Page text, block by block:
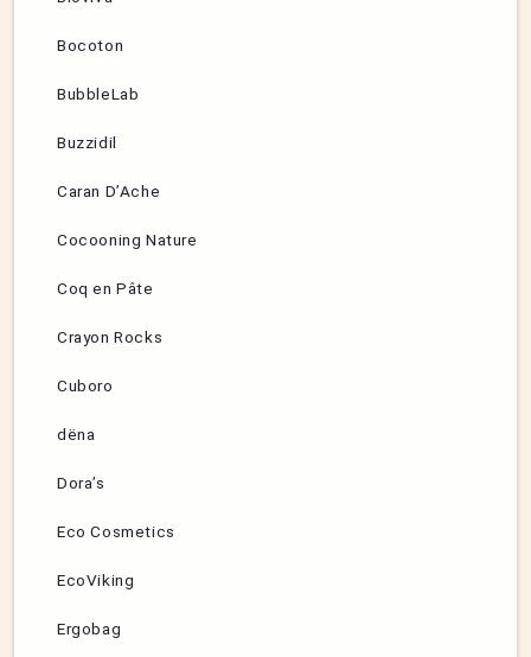
Bocoton
BubbleLab
Buzzidil
Caran D’Ache
Cocooning Nature
Coq en Pâte
Crayon Rocks
Cuboro
dëna
Dora’s
Eco Cosmetics
EcoViking
Ergobag